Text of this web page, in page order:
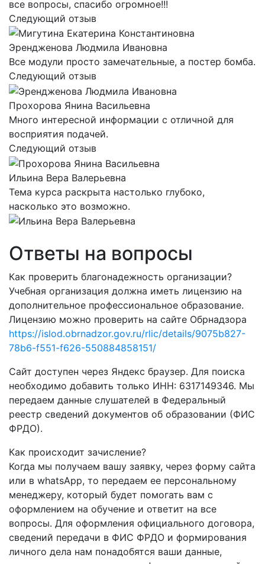
все вопросы, спасибо огромное!!!
Следующий отзыв
Эрендженова Людмила Ивановна
Все модули просто замечательные, а постер бомба.
Следующий отзыв
Прохорова Янина Васильевна
Много интересной информации с отличной для
восприятия подачей.
Следующий отзыв
Ильина Вера Валерьевна
Тема курса раскрыта настолько глубоко,
насколько это возможно.
Ответы на вопросы
Как проверить благонадежность организации?
Учебная организация должна иметь лицензию на
дополнительное профессиональное образование.
Лицензию можно проверить на сайте Обрнадзора
https://islod.obrnadzor.gov.ru/rlic/details/9075b827-
78b6-f551-f626-550884858151/
Сайт доступен через Яндекс браузер. Для поиска
необходимо добавить только ИНН: 6317149346. Мы
передаем данные слушателей в Федеральный
реестр сведений документов об образовании (ФИС
ФРДО).
Как происходит зачисление?
Когда мы получаем вашу заявку, через форму сайта
или в whatsApp, то передаем ее персональному
менеджеру, который будет помогать вам с
оформлением на обучение и ответит на все
вопросы. Для оформления официального договора,
сведений передачи в ФИС ФРДО и формирования
личного дела нам понадобятся ваши данные,